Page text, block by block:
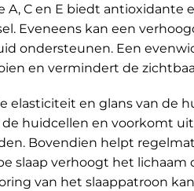
A, C en E biedt antioxidante
Eveneens kan een
ondersteunen. Een
en vermindert de
elasticiteit en glans van de
huidcellen en voorkomt
Bovendien helpt
slaap verhoogt het lichaam
van het slaappatroon